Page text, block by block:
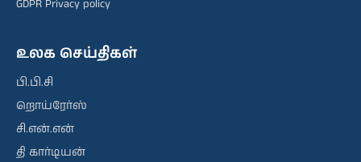
GDPR Privacy policy
உலக செய்திகள்
பி.பி.சி
றொய்ரேர்ஸ்
சி.என்.என்
தி கார்டியன்